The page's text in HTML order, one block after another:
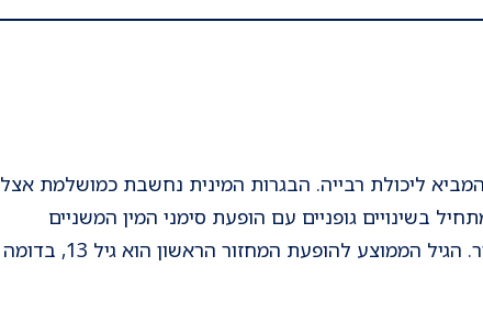
ליכולת רבייה. הבגרות המינית נחשבת כמושלמת אצל
בשינויים גופניים עם הופעת סימני המין המשניים
(צמיחת שדיים, שיעור מיני) ומסתיים למעשה עם הופעת המחזור. הגיל הממוצע להופעת המחזור הראשון הוא גיל 13, בדומה